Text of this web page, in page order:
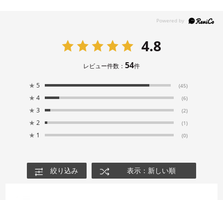
4.8
レビュー件数： 54件
★ 5 (45)
★ 4 (6)
★ 3 (2)
★ 2 (1)
★ 1 (0)
絞り込み 表示：新しい順